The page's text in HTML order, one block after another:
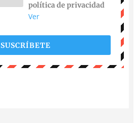
política de privacidad
Ver
SUSCRÍBETE